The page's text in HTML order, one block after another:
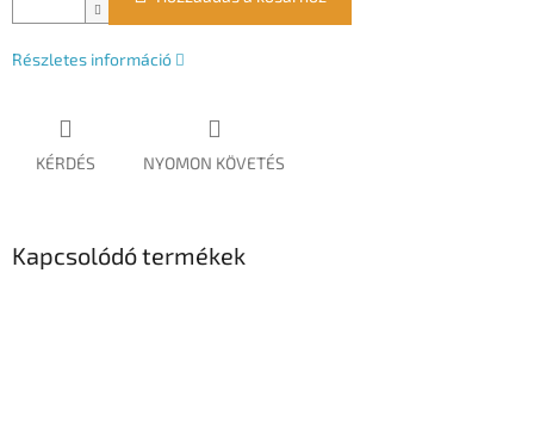
Részletes információ
KÉRDÉS NYOMON KÖVETÉS
Kapcsolódó termékek